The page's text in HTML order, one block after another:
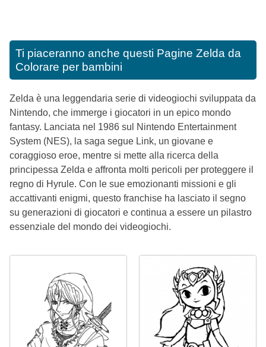
Ti piaceranno anche questi Pagine Zelda da
Colorare per bambini
Zelda è una leggendaria serie di videogiochi sviluppata da
Nintendo, che immerge i giocatori in un epico mondo
fantasy. Lanciata nel 1986 sul Nintendo Entertainment
System (NES), la saga segue Link, un giovane e
coraggioso eroe, mentre si mette alla ricerca della
principessa Zelda e affronta molti pericoli per proteggere il
regno di Hyrule. Con le sue emozionanti missioni e gli
accattivanti enigmi, questo franchise ha lasciato il segno
su generazioni di giocatori e continua a essere un pilastro
essenziale del mondo dei videogiochi.